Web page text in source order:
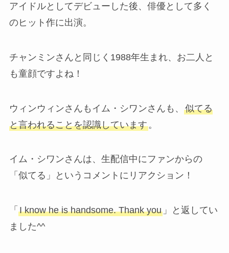
アイドルとしてデビューした後、俳優として多く
のヒット作に出演。
チャンミンさんと同じく1988年生まれ、お二人と
も童顔ですよね！
ウィンウィンさんもイム・シワンさんも、 似てる
と言われることを認識しています。
イム・シワンさんは、生配信中にファンからの
「似てる」というコメントにリアクション！
「 I know he is handsome. Thank you」と返してい
ました^^